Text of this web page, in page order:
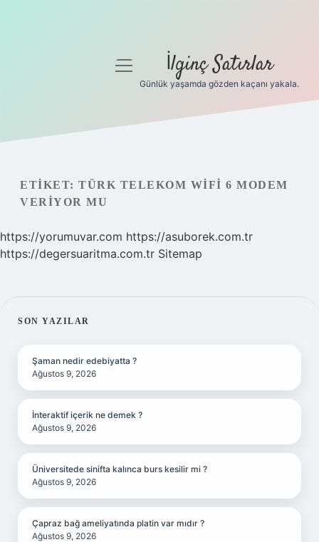
Gizlilik Politikası
Hakkımızda
menüyü
İlginç Satırlar
Günlük yaşamda gözden kaçanı yakala.
ETIKET: TÜRK TELEKOM WIFI 6 MODEM
VERIYOR MU
https://yorumuvar.com https://asuborek.com.tr
https://degersuaritma.com.tr Sitemap
SIDEBAR
SON YAZILAR
Şaman nedir edebiyatta ?
Ağustos 9, 2026
İnteraktif içerik ne demek ?
Ağustos 9, 2026
Üniversitede sinifta kalınca burs kesilir mi ?
Ağustos 9, 2026
Çapraz bağ ameliyatında platin var mıdır ?
Ağustos 9, 2026